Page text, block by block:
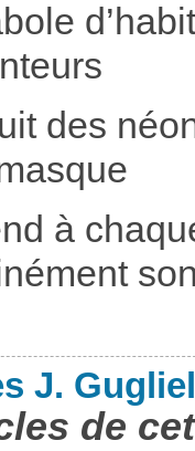
des
à
J.
de